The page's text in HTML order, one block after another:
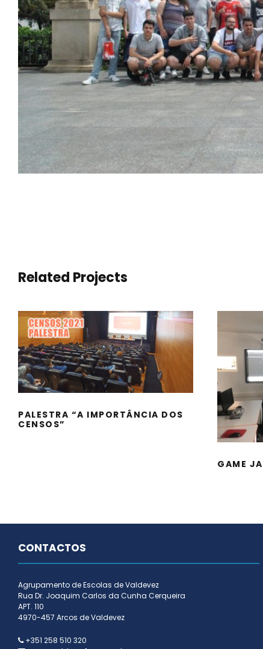
Related Projects
PALESTRA “A
IMPORTÂNCIA DOS
CENSOS”
PALESTRA “A IMPORTÂNCIA DOS
CENSOS”
GAME
CONTACTOS
Agrupamento de Escolas de Valdevez
Rua Dr. Joaquim Carlos da Cunha Cerqueira
APT. 110
4970-457 Arcos de Valdevez
+351 258 510 320